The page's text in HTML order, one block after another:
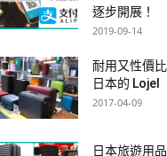
逐步開展！
2019-09-14
耐用又性價
日本的 Lojel
2017-04-09
日本旅遊用